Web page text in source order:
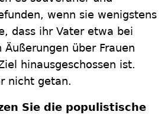
wenn sie wenigstens
dass ihr Vater etwa bei
über Frauen
hinausgeschossen ist.
nicht getan.
Sie die populistische